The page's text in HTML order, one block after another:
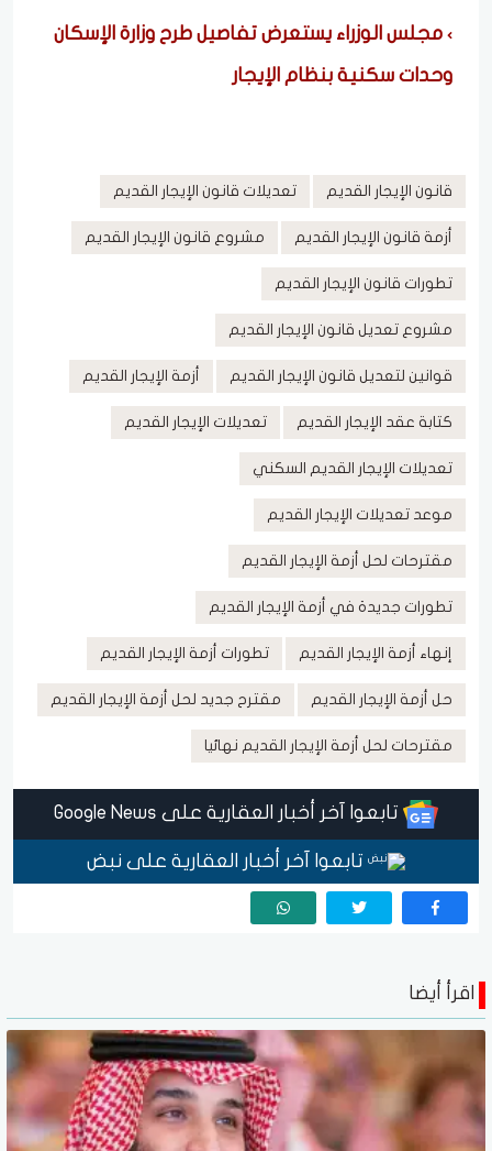
مجلس الوزراء يستعرض تفاصيل طرح وزارة الإسكان
وحدات سكنية بنظام الإيجار
قانون الإيجار القديم تعديلات قانون الإيجار القديم
أزمة قانون الإيجار القديم مشروع قانون الإيجار القديم
تطورات قانون الإيجار القديم
مشروع تعديل قانون الإيجار القديم
قوانين لتعديل قانون الإيجار القديم أزمة الإيجار القديم
كتابة عقد الإيجار القديم تعديلات الإيجار القديم
تعديلات الإيجار القديم السكني
موعد تعديلات الإيجار القديم
مقترحات لحل أزمة الإيجار القديم
تطورات جديدة في أزمة الإيجار القديم
إنهاء أزمة الإيجار القديم تطورات أزمة الإيجار القديم
حل أزمة الإيجار القديم مقترح جديد لحل أزمة الإيجار القديم
مقترحات لحل أزمة الإيجار القديم نهائيا
تابعوا آخر أخبار العقارية على Google News
تابعوا آخر أخبار العقارية على نبض
اقرأ أيضا